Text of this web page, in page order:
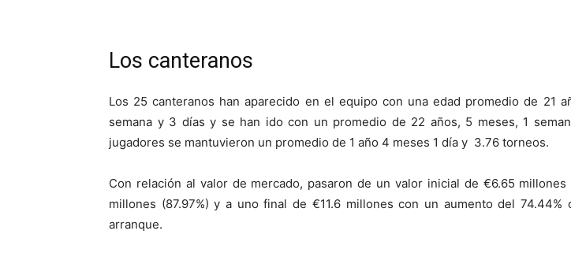
Los canteranos
Los 25 canteranos han aparecido en el equipo con una edad promedio de 21
semana y 3 días y se han ido con un promedio de 22 años, 5 meses, 1
jugadores se mantuvieron un promedio de 1 año 4 meses 1 día y 3.76 torneos.
Con relación al valor de mercado, pasaron de un valor inicial de €6.65 millones
millones (87.97%) y a uno final de €11.6 millones con un aumento del 74.44%
arranque.